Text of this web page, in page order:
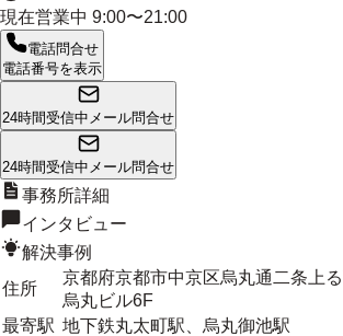
現在営業中 9:00〜21:00
電話問合せ
電話番号を表示
24時間受信中 メール問合せ
24時間受信中 メール問合せ
事務所詳細
インタビュー
解決事例
住所
京都府京都市中京区烏丸通二条上
烏丸ビル6F
最寄駅 地下鉄丸太町駅、烏丸御池駅